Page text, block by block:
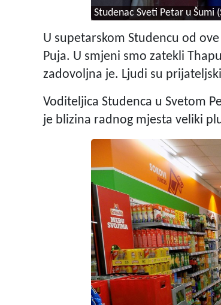
Studenac Sveti Petar u Šumi
U supetarskom Studencu od
Puja. U smjeni smo zatekli
zadovoljna je. Ljudi su
Voditeljica Studenca u Svetom
je blizina radnog mjesta veliki